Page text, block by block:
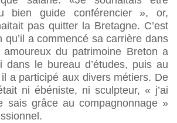
bien guide conférencier », or,
pas quitter la Bretagne. C’est
qu’il a commencé sa carrière dans
amoureux du patrimoine Breton a
dans le bureau d’études, puis au
a participé aux divers métiers. De
ni ébéniste, ni sculpteur, « j’ai
sais grâce au compagnonnage »